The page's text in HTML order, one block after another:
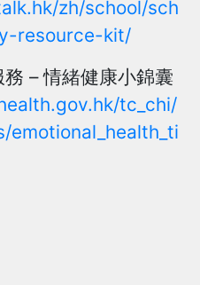
zh/school/sch
resource-kit/
– 情緒健康小錦囊
tc_chi/
emotional_health_ti